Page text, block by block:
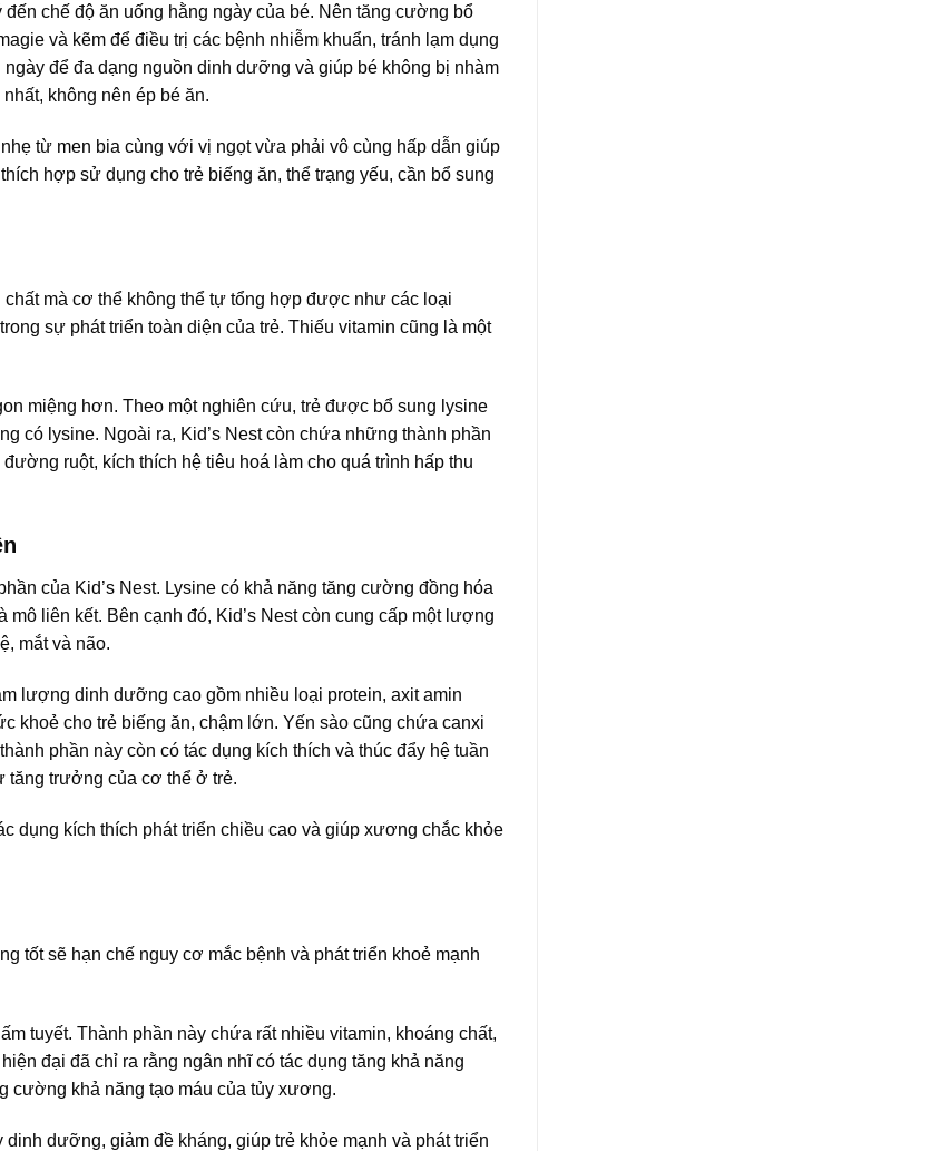
chế độ ăn uống hằng ngày của bé. Nên tăng cường bổ
và kẽm để điều trị các bệnh nhiễm khuẩn, tránh lạm dụng
để đa dạng nguồn dinh dưỡng và giúp bé không bị nhàm
không nên ép bé ăn.
từ men bia cùng với vị ngọt vừa phải vô cùng hấp dẫn giúp
hợp sử dụng cho trẻ biếng ăn, thể trạng yếu, cần bổ sung
mà cơ thể không thể tự tổng hợp được như các loại
sự phát triển toàn diện của trẻ. Thiếu vitamin cũng là một
miệng hơn. Theo một nghiên cứu, trẻ được bổ sung lysine
có lysine. Ngoài ra, Kid’s Nest còn chứa những thành phần
ruột, kích thích hệ tiêu hoá làm cho quá trình hấp thu
của Kid’s Nest. Lysine có khả năng tăng cường đồng hóa
liên kết. Bên cạnh đó, Kid’s Nest còn cung cấp một lượng
mắt và não.
lượng dinh dưỡng cao gồm nhiều loại protein, axit amin
khoẻ cho trẻ biếng ăn, chậm lớn. Yến sào cũng chứa canxi
phần này còn có tác dụng kích thích và thúc đẩy hệ tuần
tăng trưởng của cơ thể ở trẻ.
dụng kích thích phát triển chiều cao và giúp xương chắc khỏe
tốt sẽ hạn chế nguy cơ mắc bệnh và phát triển khoẻ mạnh
tuyết. Thành phần này chứa rất nhiều vitamin, khoáng chất,
đại đã chỉ ra rằng ngân nhĩ có tác dụng tăng khả năng
cường khả năng tạo máu của tủy xương.
dưỡng, giảm đề kháng, giúp trẻ khỏe mạnh và phát triển